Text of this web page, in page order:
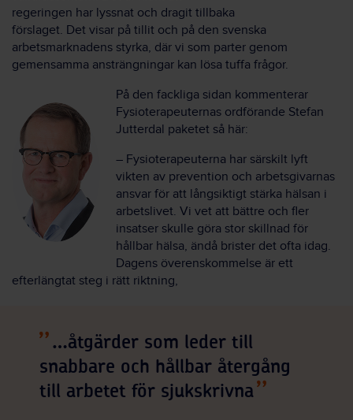
regeringen har lyssnat och dragit tillbaka
förslaget. Det visar på tillit och på den svenska
arbetsmarknadens styrka, där vi som parter genom
gemensamma ansträngningar kan lösa tuffa frågor.
På den fackliga sidan kommenterar
Fysioterapeuternas ordförande Stefan
Jutterdal paketet så här:
– Fysioterapeuterna har särskilt lyft
vikten av prevention och arbetsgivarnas
ansvar för att långsiktigt stärka hälsan i
arbetslivet. Vi vet att bättre och fler
insatser skulle göra stor skillnad för
hållbar hälsa, ändå brister det ofta idag.
Dagens överenskommelse är ett
efterlängtat steg i rätt riktning,
…åtgärder som leder till
snabbare och hållbar återgång
till arbetet för sjukskrivna